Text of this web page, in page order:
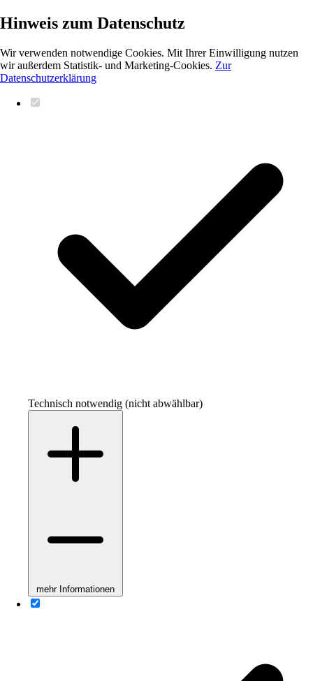
Hinweis zum Datenschutz
Wir verwenden notwendige Cookies. Mit Ihrer Einwilligung nutzen
wir außerdem Statistik- und Marketing-Cookies. Zur
Datenschutzerklärung
Technisch notwendig (nicht abwählbar)
mehr Informationen